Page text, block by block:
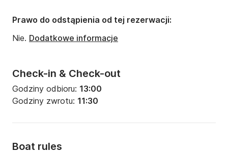
Check-in & Check-out
Godziny odbioru: 13:00
Godziny zwrotu: 11:30
Boat rules
Prawo do odstąpienia od tej rezerwacji:
Nie. Dodatkowe informacje